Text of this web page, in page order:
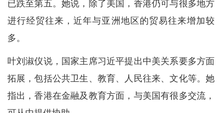
已跌至第五。她说，除了美国，香港仍可与很多地方
进行经贸往来，近年与亚洲地区的贸易往来增加较
多。
叶刘淑仪说，国家主席习近平提出中美关系要多方面
拓展，包括公共卫生、教育、人民往来、文化等。她
指出，香港在金融及教育方面，与美国有很多交流，